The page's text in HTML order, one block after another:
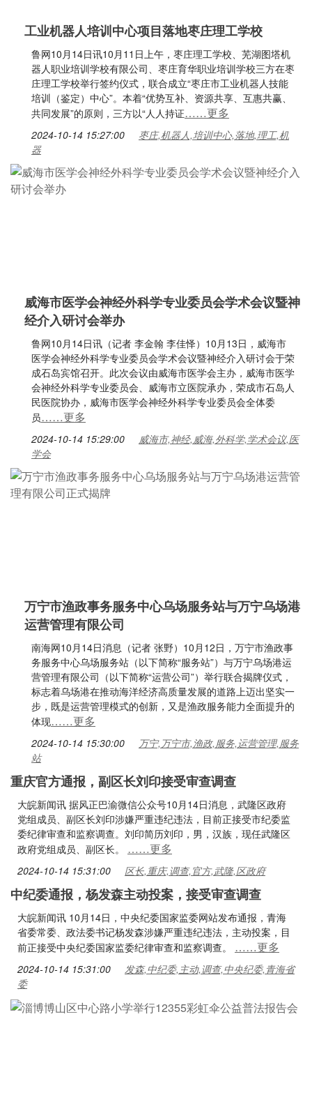
工业机器人培训中心项目落地枣庄理工学校
鲁网10月14日讯10月11日上午，枣庄理工学校、芜湖图塔机
器人职业培训学校有限公司、枣庄育华职业培训学校三方在枣
庄理工学校举行签约仪式，联合成立“枣庄市工业机器人技能
培训（鉴定）中心”。本着“优势互补、资源共享、互惠共赢、
共同发展”的原则，三方以“人人持证……更多
2024-10-14 15:27:00
枣庄,机器人,培训中心,落地,理工,机
器
威海市医学会神经外科学专业委员会学术会议暨神
经介入研讨会举办
鲁网10月14日讯（记者 李金翰 李佳怿）10月13日，威海市
医学会神经外科学专业委员会学术会议暨神经介入研讨会于荣
成石岛宾馆召开。此次会议由威海市医学会主办，威海市医学
会神经外科学专业委员会、威海市立医院承办，荣成市石岛人
民医院协办，威海市医学会神经外科学专业委员会全体委
员……更多
2024-10-14 15:29:00
威海市,神经,威海,外科学,学术会议,医
学会
万宁市渔政事务服务中心乌场服务站与万宁乌场港
运营管理有限公司
南海网10月14日消息（记者 张野）10月12日，万宁市渔政事
务服务中心乌场服务站（以下简称“服务站”）与万宁乌场港运
营管理有限公司（以下简称“运营公司”）举行联合揭牌仪式，
标志着乌场港在推动海洋经济高质量发展的道路上迈出坚实一
步，既是运营管理模式的创新，又是渔政服务能力全面提升的
体现……更多
2024-10-14 15:30:00
万宁,万宁市,渔政,服务,运营管理,服务
站
重庆官方通报，副区长刘印接受审查调查
大皖新闻讯 据风正巴渝微信公众号10月14日消息，武隆区政府
党组成员、副区长刘印涉嫌严重违纪违法，目前正接受市纪委监
委纪律审查和监察调查。刘印简历刘印，男，汉族，现任武隆区
政府党组成员、副区长。 ……更多
2024-10-14 15:31:00 区长,重庆,调查,官方,武隆,区政府
中纪委通报，杨发森主动投案，接受审查调查
大皖新闻讯 10月14日，中央纪委国家监委网站发布通报，青海
省委常委、政法委书记杨发森涉嫌严重违纪违法，主动投案，目
前正接受中央纪委国家监委纪律审查和监察调查。 ……更多
2024-10-14 15:31:00
发森,中纪委,主动,调查,中央纪委,青海省
委